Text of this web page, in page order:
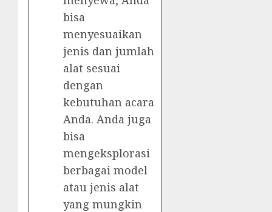
bisa
menyesuaikan
jenis dan jumlah
alat sesuai
dengan
kebutuhan acara
Anda. Anda juga
bisa
mengeksplorasi
berbagai model
atau jenis alat
yang mungkin